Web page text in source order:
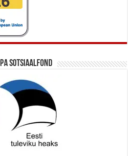
Sotsiaalfond